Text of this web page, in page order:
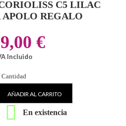
C5 LILAC
APOLO REGALO
€
Incluido
Cantidad
AÑADIR AL CARRITO
 En existencia